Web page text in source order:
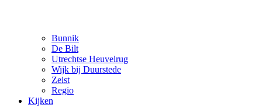
Bunnik
De Bilt
Utrechtse Heuvelrug
Wijk bij Duurstede
Zeist
Regio
Kijken